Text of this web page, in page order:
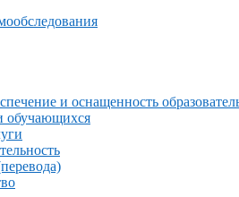
и оснащенность
обучающихся